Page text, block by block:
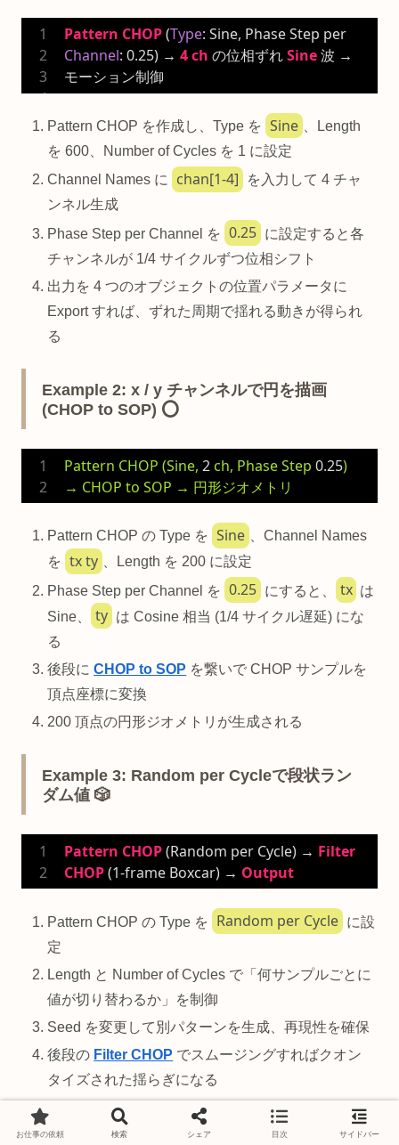
Pattern CHOP (Type
Channel: 0.25) → 4ch の位相ずれ Sine 波 →
モーション制御
Pattern CHOP を作成し、Type を Sine
、Length
を 600、Number of Cycles を 1 に設定
Channel Names に
chan[1-4]
を入力して 4 チャ
ンネル生成
Phase Step per Channel を 0.25 に設定すると各
チャンネルが 1/4 サイクルずつ位相シフト
出力を 4 つのオブジェクトの位置パラメータに
Export すれば、ずれた周期で揺れる動きが得られ
る
Example 2: x / y チャンネルで円を描画
(CHOP to SOP) ⭕
Pattern CHOP (Sine, 2 ch, PhaseStep 0.25)
→ CHOP to SOP → 円形ジオメトリ
Pattern CHOP の Type を Sine
、Channel Names
を tx ty
、Length を 200 に設定
Phase Step per Channel を 0.25 にすると、 tx は
Sine、
ty は Cosine 相当 (1/4 サイクル遅延) にな
る
後段にCHOP to SOP を繋いで CHOP サンプルを
頂点座標に変換
200 頂点の円形ジオメトリが生成される
Example 3: Random per Cycleで段状ラン
ダム値 🎲
Pattern CHOP (Random per Cycle) → Filter
CHOP (1-frame Boxcar) → Output
Pattern CHOP の Type を Random per Cycle に設
定
Length と Number of Cycles で「何サンプルごとに
値が切り替わるか」を制御
Seed を変更して別パターンを生成、再現性を確保
後段の Filter CHOP でスムージングすればクオン
タイズされた揺らぎになる
Example 4: 入力CHOPに振幅変調をかける
お仕事の依頼 検索 シェア 目次 サイドバー